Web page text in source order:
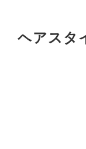
ヘアスタ